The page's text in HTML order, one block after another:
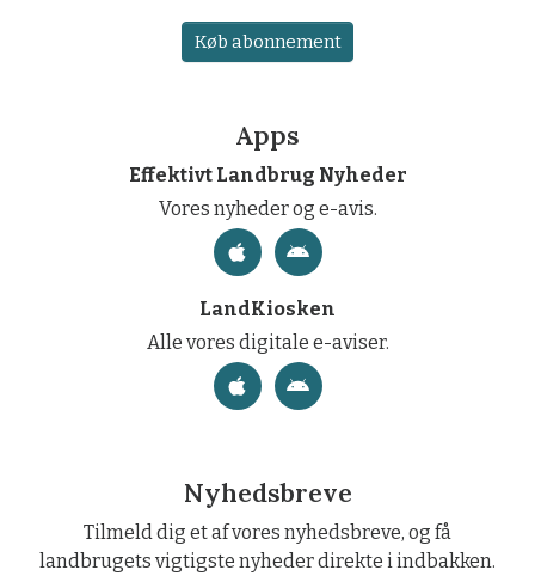
Køb abonnement
Apps
Effektivt Landbrug Nyheder
Vores nyheder og e-avis.
LandKiosken
Alle vores digitale e-aviser.
Nyhedsbreve
Tilmeld dig et af vores nyhedsbreve, og få
landbrugets vigtigste nyheder direkte i indbakken.